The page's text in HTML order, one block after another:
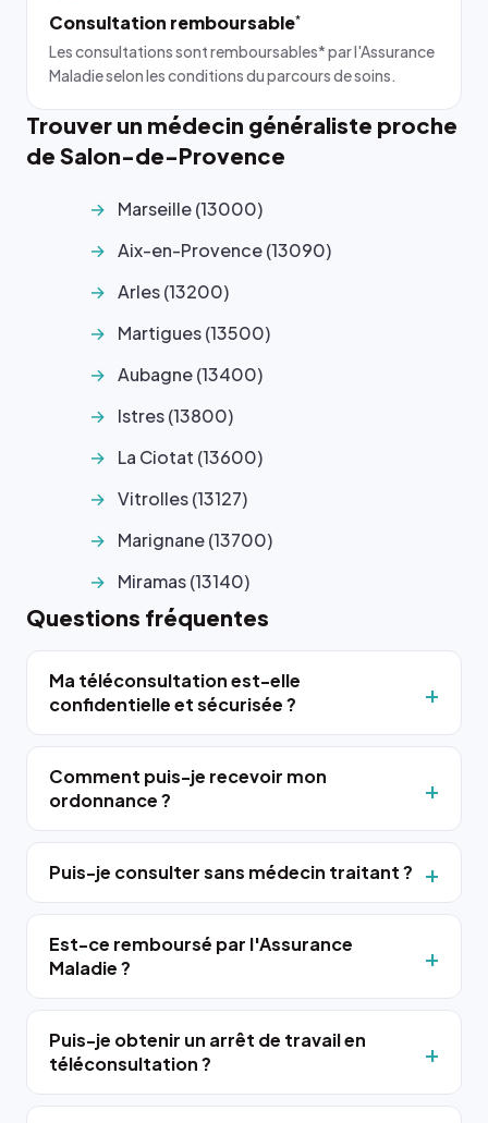
Consultation remboursable*
Les consultations sont remboursables* par l'Assurance
Maladie selon les conditions du parcours de soins.
Trouver un médecin généraliste proche
de Salon-de-Provence
Marseille (13000)
Aix-en-Provence (13090)
Arles (13200)
Martigues (13500)
Aubagne (13400)
Istres (13800)
La Ciotat (13600)
Vitrolles (13127)
Marignane (13700)
Miramas (13140)
Questions fréquentes
Ma téléconsultation est-elle
confidentielle et sécurisée ?
Comment puis-je recevoir mon
ordonnance ?
Puis-je consulter sans médecin traitant ?
Est-ce remboursé par l'Assurance
Maladie ?
Puis-je obtenir un arrêt de travail en
téléconsultation ?